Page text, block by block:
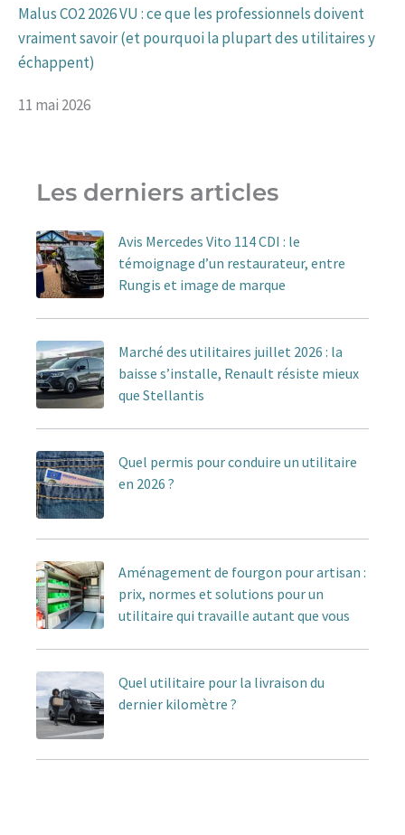
Malus CO2 2026 VU : ce que les professionnels doivent
vraiment savoir (et pourquoi la plupart des utilitaires y
échappent)
11 mai 2026
Les derniers articles
Avis Mercedes Vito 114 CDI : le
témoignage d’un restaurateur, entre
Rungis et image de marque
Marché des utilitaires juillet 2026 : la
baisse s’installe, Renault résiste mieux
que Stellantis
Quel permis pour conduire un utilitaire
en 2026 ?
Aménagement de fourgon pour artisan :
prix, normes et solutions pour un
utilitaire qui travaille autant que vous
Quel utilitaire pour la livraison du
dernier kilomètre ?